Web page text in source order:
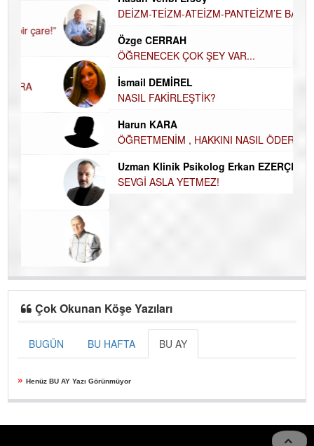
DEİZM-TEİZM-ATEİZM-PANTEİZM’E BAKIŞ
Özge CERRAH
ÖĞRENECEK ÇOK ŞEY VAR...
İsmail DEMİREL
NASIL FAKİRLEŞTİK?
Harun KARA
ÖĞRETMENİM , HAKKINI NASIL ÖDERİM !
Uzman Klinik Psikolog Erkan EZERÇE
SEVGİ ASLA YETMEZ!
Çok Okunan Köşe Yazıları
BUGÜN BU HAFTA BU AY
» Henüz BU AY Yazı Görünmüyor